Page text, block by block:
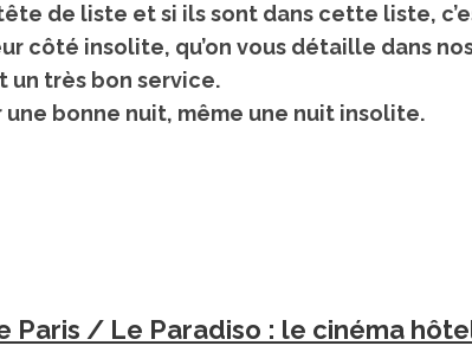
de liste et si ils sont dans cette liste,
côté insolite, qu’on vous détaille dans
très bon service.
bonne nuit, même une nuit insolite.
Paris / Le Paradiso : le cinéma
On a testé à un café à
cochons nains à Tokyo
voyages